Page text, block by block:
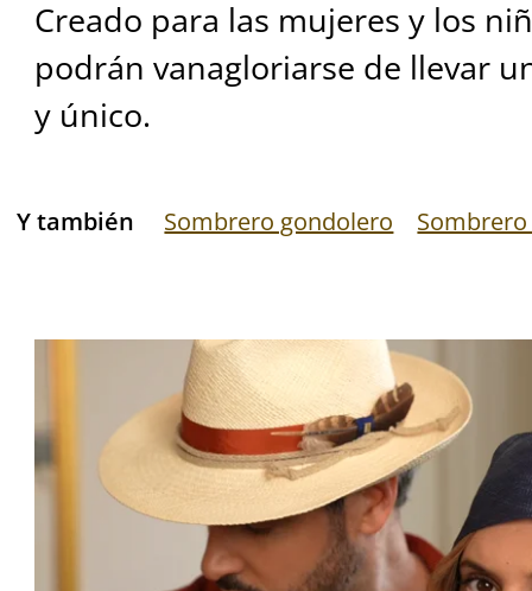
Creado para las mujeres y los
podrán vanagloriarse de llevar
y único.
Y también Sombrero gondolero